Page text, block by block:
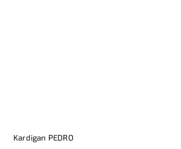
Kardigan PEDRO